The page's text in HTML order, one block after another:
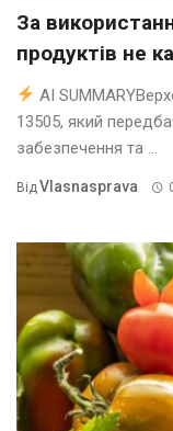
За
продуктів не
AI
13505, який
забезпечення та ...
Від Vlasnasprava